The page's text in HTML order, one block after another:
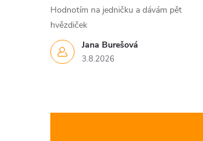
Jana Burešová
3.8.2026
Hodnotím na jedničku a dávám pět
hvězdiček